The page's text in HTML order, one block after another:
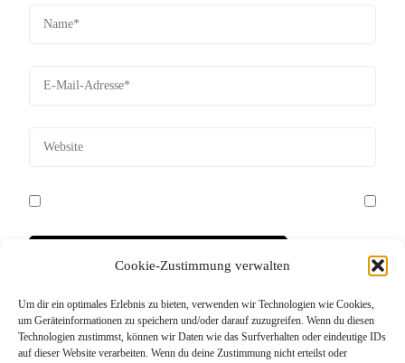
Cookie-Zustimmung verwalten
Um dir ein optimales Erlebnis zu bieten, verwenden wir Technologien wie Cookies,
um Geräteinformationen zu speichern und/oder darauf zuzugreifen. Wenn du diesen
Technologien zustimmst, können wir Daten wie das Surfverhalten oder eindeutige IDs
auf dieser Website verarbeiten. Wenn du deine Zustimmung nicht erteilst oder
Diese Website verwendet Akismet, um Spam zu
reduzieren.Erfahre, wie deine Kommentardaten